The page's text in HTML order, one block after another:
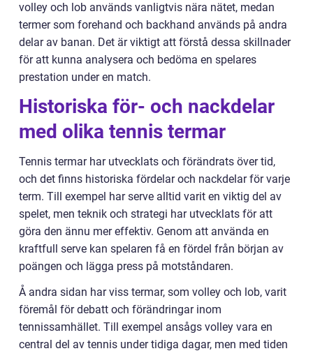
volley och lob används vanligtvis nära nätet, medan
termer som forehand och backhand används på andra
delar av banan. Det är viktigt att förstå dessa skillnader
för att kunna analysera och bedöma en spelares
prestation under en match.
Historiska för- och nackdelar
med olika tennis termar
Tennis termar har utvecklats och förändrats över tid,
och det finns historiska fördelar och nackdelar för varje
term. Till exempel har serve alltid varit en viktig del av
spelet, men teknik och strategi har utvecklats för att
göra den ännu mer effektiv. Genom att använda en
kraftfull serve kan spelaren få en fördel från början av
poängen och lägga press på motståndaren.
Å andra sidan har viss termar, som volley och lob, varit
föremål för debatt och förändringar inom
tennissamhället. Till exempel ansågs volley vara en
central del av tennis under tidiga dagar, men med tiden